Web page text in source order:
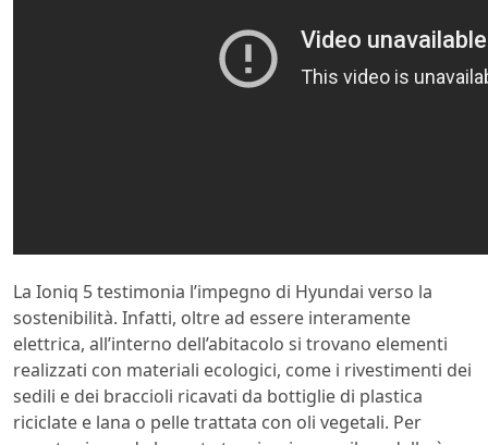
La Ioniq 5 testimonia l’impegno di Hyundai verso la
sostenibilità. Infatti, oltre ad essere interamente
elettrica, all’interno dell’abitacolo si trovano elementi
realizzati con materiali ecologici, come i rivestimenti dei
sedili e dei braccioli ricavati da bottiglie di plastica
riciclate e lana o pelle trattata con oli vegetali. Per